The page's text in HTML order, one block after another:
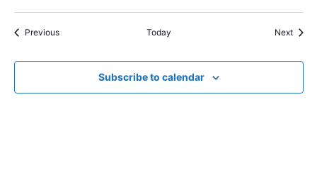
PreviousEvents Today Next
Subscribe to calendar